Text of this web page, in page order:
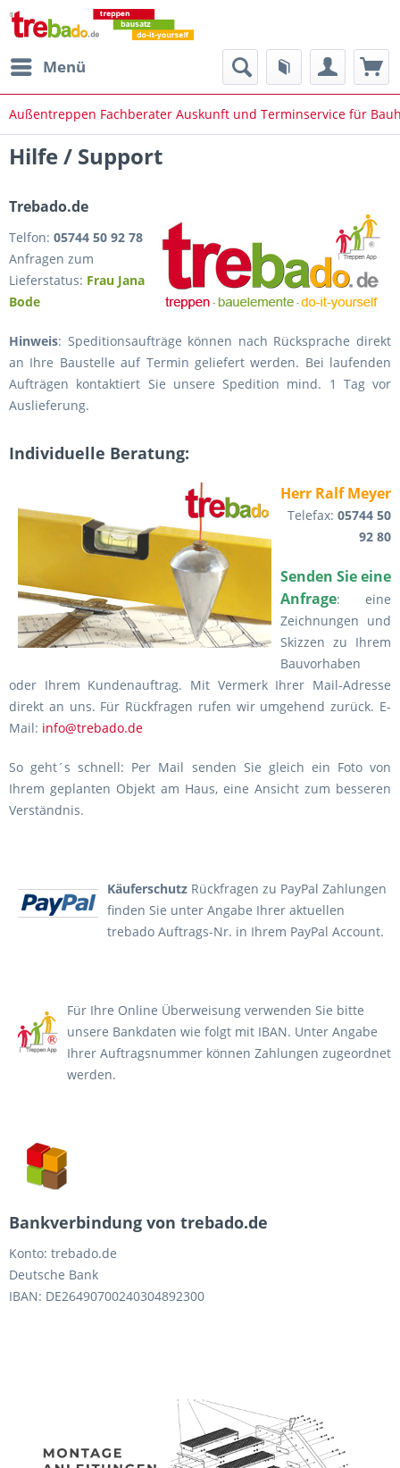
Menü
Außentreppen Fachberater Auskunft und Terminservice für
Hilfe / Support
Trebado.de
Telfon: 05744 50 92 78
Anfragen zum
Lieferstatus: Frau Jana
Bode
Hinweis: Speditionsaufträge können nach Rücksprache direkt
an Ihre Baustelle auf Termin geliefert werden. Bei laufenden
Aufträgen kontaktiert Sie unsere Spedition mind. 1 Tag vor
Auslieferung.
Individuelle Beratung:
Herr Ralf Meyer
Telefax: 05744 50
92 80
Senden Sie eine
Anfrage: eine
Zeichnungen und
Skizzen zu Ihrem
Bauvorhaben
oder Ihrem Kundenauftrag. Mit Vermerk Ihrer Mail-Adresse
direkt an uns. Für Rückfragen rufen wir umgehend zurück. E-
Mail: info@trebado.de
So geht´s schnell: Per Mail senden Sie gleich ein Foto von
Ihrem geplanten Objekt am Haus, eine Ansicht zum besseren
Verständnis.
Käuferschutz Rückfragen zu PayPal Zahlungen
finden Sie unter Angabe Ihrer aktuellen
trebado Auftrags-Nr. in Ihrem PayPal Account.
Für Ihre Online Überweisung verwenden Sie bitte
unsere Bankdaten wie folgt mit IBAN. Unter Angabe
Ihrer Auftragsnummer können Zahlungen zugeordnet
werden.
Bankverbindung von trebado.de
Konto: trebado.de
Deutsche Bank
IBAN: DE26490700240304892300